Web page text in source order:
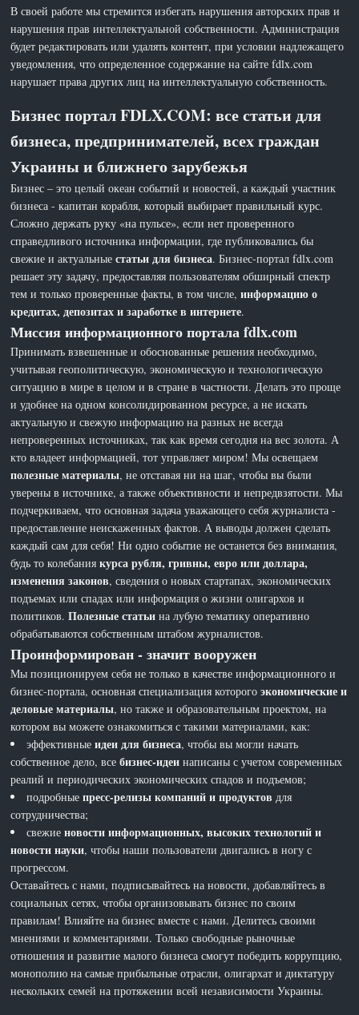
В своей работе мы стремится избегать нарушения авторских прав и
нарушения прав интеллектуальной собственности. Администрация
будет редактировать или удалять контент, при условии надлежащего
уведомления, что определенное содержание на сайте fdlx.com
нарушает права других лиц на интеллектуальную собственность.
Бизнес портал FDLX.COM: все статьи для
бизнеса, предпринимателей, всех граждан
Украины и ближнего зарубежья
Бизнес – это целый океан событий и новостей, а каждый участник
бизнеса - капитан корабля, который выбирает правильный курс.
Сложно держать руку «на пульсе», если нет проверенного
справедливого источника информации, где публиковались бы
свежие и актуальныестатьи для бизнеса. Бизнес-портал fdlx.com
решает эту задачу, предоставляя пользователям обширный спектр
тем и только проверенные факты, в том числе,информацию о
кредитах, депозитах и заработке в интернете.
Миссия информационного портала fdlx.com
Принимать взвешенные и обоснованные решения необходимо,
учитывая геополитическую, экономическую и технологическую
ситуацию в мире в целом и в стране в частности. Делать это проще
и удобнее на одном консолидированном ресурсе, а не искать
актуальную и свежую информацию на разных не всегда
непроверенных источниках, так как время сегодня на вес золота. А
кто владеет информацией, тот управляет миром! Мы освещаем
полезные материалы, не отставая ни на шаг, чтобы вы были
уверены в источнике, а также объективности и непредвзятости. Мы
подчеркиваем, что основная задача уважающего себя журналиста -
предоставление неискаженных фактов. А выводы должен сделать
каждый сам для себя! Ни одно событие не останется без внимания,
будь то колебаниякурса рубля, гривны, евро или доллара,
изменения законов, сведения о новых стартапах, экономических
подъемах или спадах или информация о жизни олигархов и
политиков.Полезные статьи на лубую тематику оперативно
обрабатываются собственным штабом журналистов.
Проинформирован - значит вооружен
Мы позиционируем себя не только в качестве информационного и
бизнес-портала, основная специализация которогоэкономические и
деловые материалы, но также и образовательным проектом, на
котором вы можете ознакомиться с такими материалами, как:
эффективныеидеи для бизнеса, чтобы вы могли начать
собственное дело, всебизнес-идеи написаны с учетом современных
реалий и периодических экономических спадов и подъемов;
подробныепресс-релизы компаний и продуктов для
сотрудничества;
свежиеновости информационных, высоких технологий и
новости науки, чтобы наши пользователи двигались в ногу с
прогрессом.
Оставайтесь с нами, подписывайтесь на новости, добавляйтесь в
социальных сетях, чтобы организовывать бизнес по своим
правилам! Влияйте на бизнес вместе с нами. Делитесь своими
мнениями и комментариями. Только свободные рыночные
отношения и развитие малого бизнеса смогут победить коррупцию,
монополию на самые прибыльные отрасли, олигархат и диктатуру
нескольких семей на протяжении всей независимости Украины.